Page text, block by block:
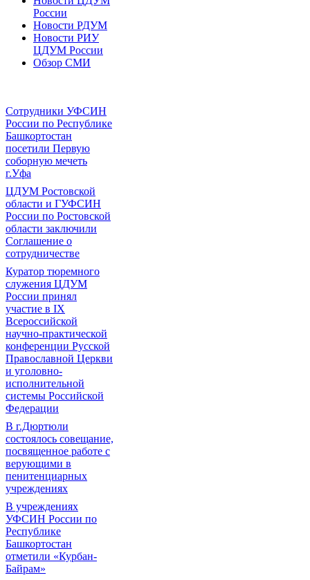
России
Новости РДУМ
Новости РИУ
ЦДУМ России
Обзор СМИ
Сотрудники УФСИН
России по Республике
Башкортостан
посетили Первую
соборную мечеть
г.Уфа
ЦДУМ Ростовской
области и ГУФСИН
России по Ростовской
области заключили
Соглашение о
сотрудничестве
Куратор тюремного
служения ЦДУМ
России принял
участие в IX
Всероссийской
научно-практической
конференции Русской
Православной Церкви
и уголовно-
исполнительной
системы Российской
Федерации
В г.Дюртюли
состоялось совещание,
посвященное работе с
верующими в
пенитенциарных
учреждениях
В учреждениях
УФСИН России по
Республике
Башкортостан
отметили «Курбан-
Байрам»